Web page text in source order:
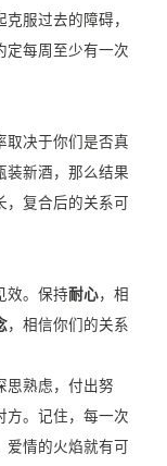
服过去的障碍，
定每周至少有一次
取决于你们是否真
装新酒，那么结果
复合后的关系可
效。保持耐心，相
，相信你们的关系
思熟虑，付出努
方。记住，每一次
情的火焰就有可